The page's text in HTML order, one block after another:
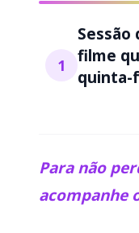
1
Sessão
filme
quinta-
Para não
acompanhe